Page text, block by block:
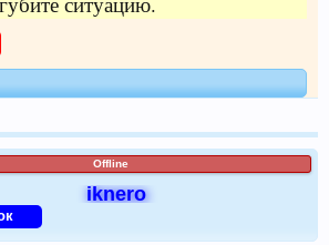
Offline
iknero